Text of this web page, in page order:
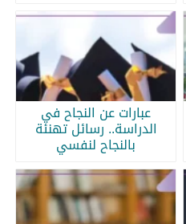
عبارات عن النجاح في
الدراسة.. رسائل تهنئة
بالنجاح لنفسي